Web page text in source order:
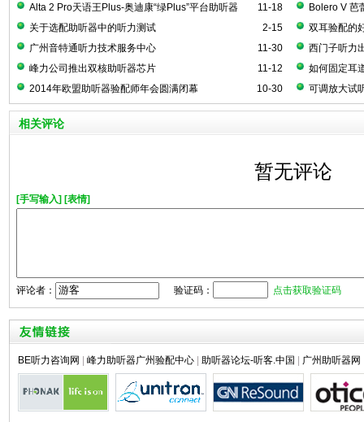
11-18
Alta 2 Pro天语王Plus-奥迪康“绿Plus”平台助听器
Bolero V 芭
2-15
关于选配助听器中的听力测试
双耳验配的
11-30
广州音特通听力技术服务中心
西门子听力
11-12
峰力公司推出双核助听器芯片
如何固定耳
10-30
2014年欧盟助听器验配师年会圆满闭幕 可调放大试
相关评论
暂无评论
[手写输入] [表情]
评论者： 验证码： 点击获取验证码
BE听力咨询网 峰力助听器广州验配中心 助听器论坛-听客.中国 广州助听器网